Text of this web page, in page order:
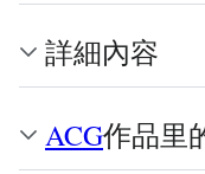
詳細內容
ACG作品里